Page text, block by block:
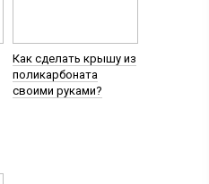
Как сделать крышу из
поликарбоната
своими руками?